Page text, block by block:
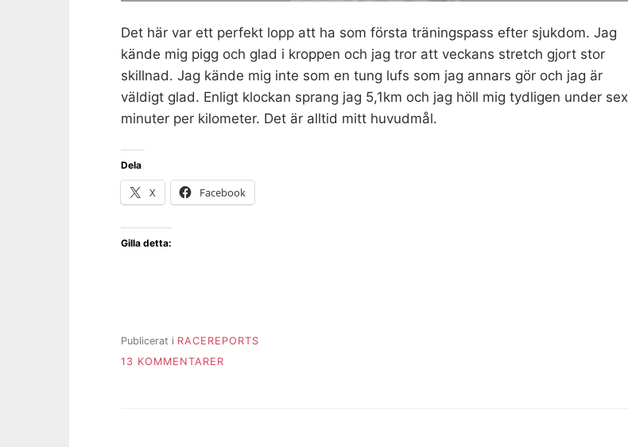
Det här var ett perfekt lopp att ha som första träningspass efter sjukdom. Jag
kände mig pigg och glad i kroppen och jag tror att veckans stretch gjort stor
skillnad. Jag kände mig inte som en tung lufs som jag annars gör och jag är
väldigt glad. Enligt klockan sprang jag 5,1km och jag höll mig tydligen under sex
minuter per kilometer. Det är alltid mitt huvudmål.
Dela
X Facebook
Gilla detta:
Publicerat i RACEREPORTS
13 KOMMENTARER